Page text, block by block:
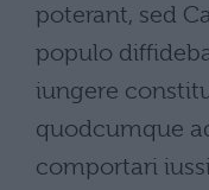
poterant, sed
populo
iungere
quodcumque
comportari